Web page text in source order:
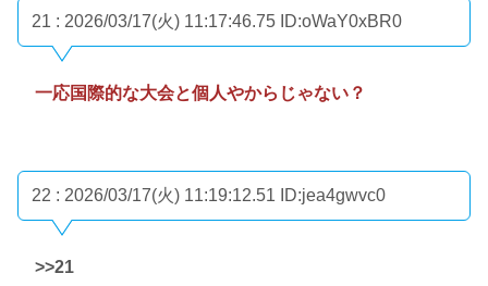
21 : 2026/03/17(火) 11:17:46.75 ID:oWaY0xBR0
一応国際的な大会と個人やからじゃない？
22 : 2026/03/17(火) 11:19:12.51 ID:jea4gwvc0
>>21